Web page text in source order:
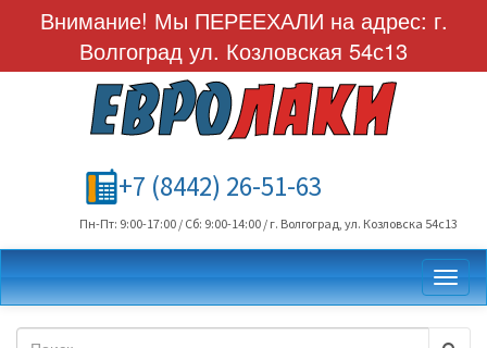
Внимание! Мы ПЕРЕЕХАЛИ на адрес: г.
Волгоград ул. Козловская 54с13
+7 (8442) 26-51-63
Пн-Пт: 9:00-17:00 / Сб: 9:00-14:00 / г. Волгоград, ул. Козловска 54с13